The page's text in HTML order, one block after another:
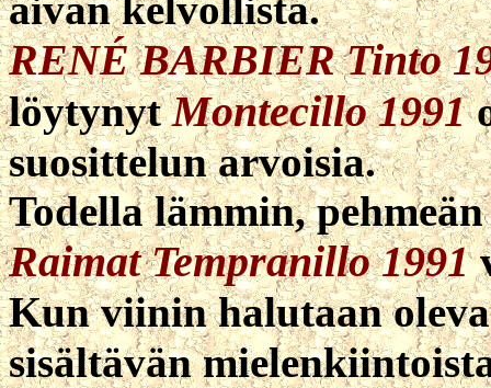
aivan kelvollista.
RENÉ BARBIER Tinto
löytynytMontecillo 1991
suosittelun arvoisia.
Todella lämmin,
Raimat Tempranillo 1991
Kun viinin halutaan
sisältävän